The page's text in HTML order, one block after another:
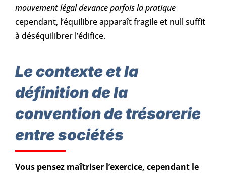
mouvement légal devance parfois la pratique
cependant, l’équilibre apparaît fragile et null suffit
à déséquilibrer l’édifice.
Le contexte et la
définition de la
convention de trésorerie
entre sociétés
Vous pensez maîtriser l’exercice, cependant le